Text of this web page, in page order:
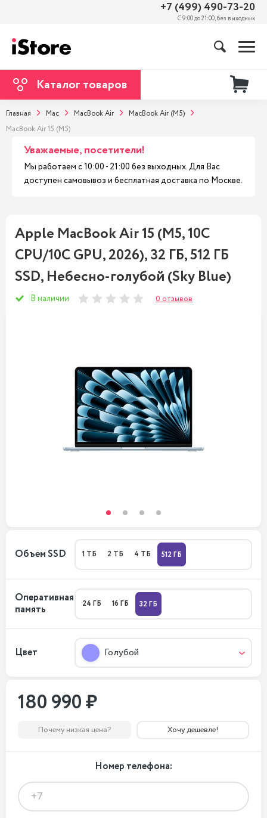
+7 (499) 490-73-20
С 9:00 до 21:00, без выходных
Каталог товаров
Главная Mac MacBook Air
MacBook Air (M5)
MacBook Air 15 (M5)
Уважаемые, посетители!
Мы работаем с 10:00 - 21:00 без выходных. Для Вас
доступен самовывоз и бесплатная доставка по Москве.
Apple MacBook Air 15 (M5, 10C
CPU/10C GPU, 2026), 32 ГБ, 512 ГБ
SSD, Небесно-голубой (Sky Blue)
В наличии 0 отзывов
Объем SSD 1 ТБ 2 ТБ 4 ТБ 512 ГБ
Оперативная
память
24 ГБ 16 ГБ 32 ГБ
Цвет Голубой
180 990 ₽
Почему низкая цена? Хочу дешевле!
Номер телефона: